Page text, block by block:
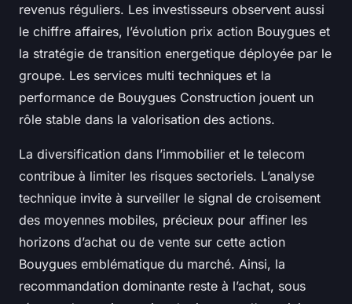
revenus réguliers. Les investisseurs observent aussi
le chiffre affaires, l’évolution prix action Bouygues et
la stratégie de transition energetique déployée par le
groupe. Les services multi techniques et la
performance de Bouygues Construction jouent un
rôle stable dans la valorisation des actions.
La diversification dans l’immobilier et le telecom
contribue à limiter les risques sectoriels. L’analyse
technique invite à surveiller le signal de croisement
des moyennes mobiles, précieux pour affiner les
horizons d’achat ou de vente sur cette action
Bouygues emblématique du marché. Ainsi, la
recommandation dominante reste à l’achat, sous